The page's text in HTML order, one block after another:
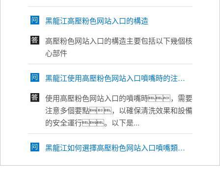
黑龍江高壓粉色网站入口的構造
高壓粉色网站入口的構造主要包括以下幾個核
心部件
黑龍江使用高壓粉色网站入口噴嘴時的注意要點
使用高壓粉色网站入口的噴嘴時，需要
注意多個要點，以確保清洗效果和設備
的安全運行。以下是...
黑龍江如何選擇高壓粉色网站入口噴嘴類型？
選擇高壓粉色网站入口噴嘴類型時，需要
綜合考慮多個因素，以確保清洗效果和設